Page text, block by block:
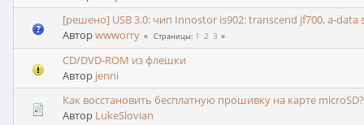
[решено] USB 3.0: чип Innostor is902: transcend jf700, a-data
Авторwwworry Страницы 1 2 3
CD/DVD-ROM из флешки
Автор jenni
Как восстановить бесплатную прошивку на карте microSD?
Автор LukeSlovian